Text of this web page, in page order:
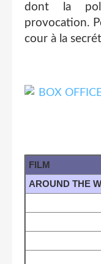
dont la
provocation.
cour à la
FILM
AROUND THE